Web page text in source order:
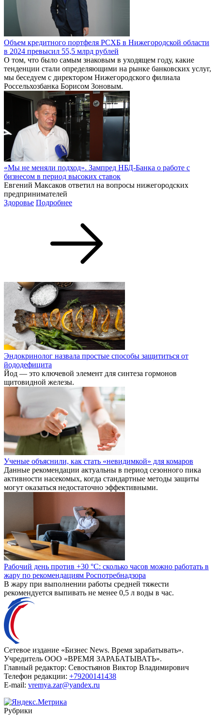
Объем кредитного портфеля РСХБ в Нижегородской области
в 2024 превысил 55,5 млрд рублей
О том, что было самым знаковым в уходящем году, какие
тенденции стали определяющими на рынке банковских услуг,
мы беседуем с директором Нижегородского филиала
Россельхозбанка Борисом Зоновым.
«Мы не меняли подход». Зампред НБД-Банка о работе с
бизнесом в период высоких ставок
Евгений Максаков ответил на вопросы нижегородских
предпринимателей
Здоровье Подробнее
Эндокринолог назвала простые способы защититься от
йододефицита
Йод — это ключевой элемент для синтеза гормонов
щитовидной железы.
Ученые объяснили, как стать «невидимкой» для комаров
Данные рекомендации актуальны в период сезонного пика
активности насекомых, когда стандартные методы защиты
могут оказаться недостаточно эффективными.
Рабочий день против +30 °C: сколько часов можно работать в
жару по рекомендациям Роспотребнадзора
В жару при выполнении работы средней тяжести
рекомендуется выпивать не менее 0,5 л воды в час.
Сетевое издание «Бизнес News. Время зарабатывать».
Учредитель ООО «ВРЕМЯ ЗАРАБАТЫВАТЬ».
Главный редактор: Севостьянов Виктор Владимирович
Телефон редакции: +79200141438
E-mail: vremya.zar@yandex.ru
Рубрики